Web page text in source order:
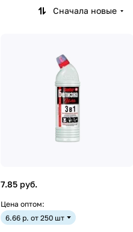
Сначала новые
7.85 руб.
Цена оптом:
6.66 р. от 250 шт